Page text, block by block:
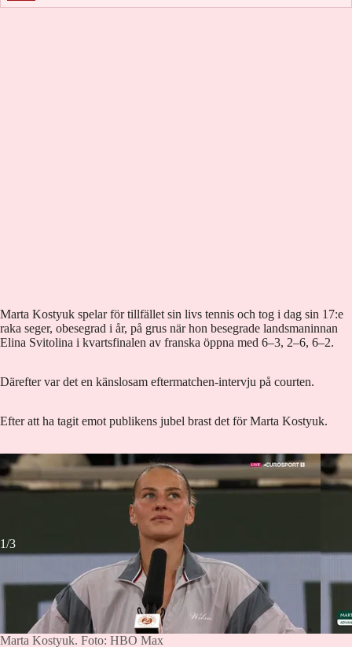
Marta Kostyuk spelar för tillfället sin livs tennis och tog i dag sin 17:e
raka seger, obesegrad i år, på grus när hon besegrade landsmaninnan
Elina Svitolina i kvartsfinalen av franska öppna med 6–3, 2–6, 6–2.
Därefter var det en känslosam eftermatchen-intervju på courten.
Efter att ha tagit emot publikens jubel brast det för Marta Kostyuk.
1/3
Marta Kostyuk. Foto: HBO Max
Marta Kostyuk. Foto: HBO Max